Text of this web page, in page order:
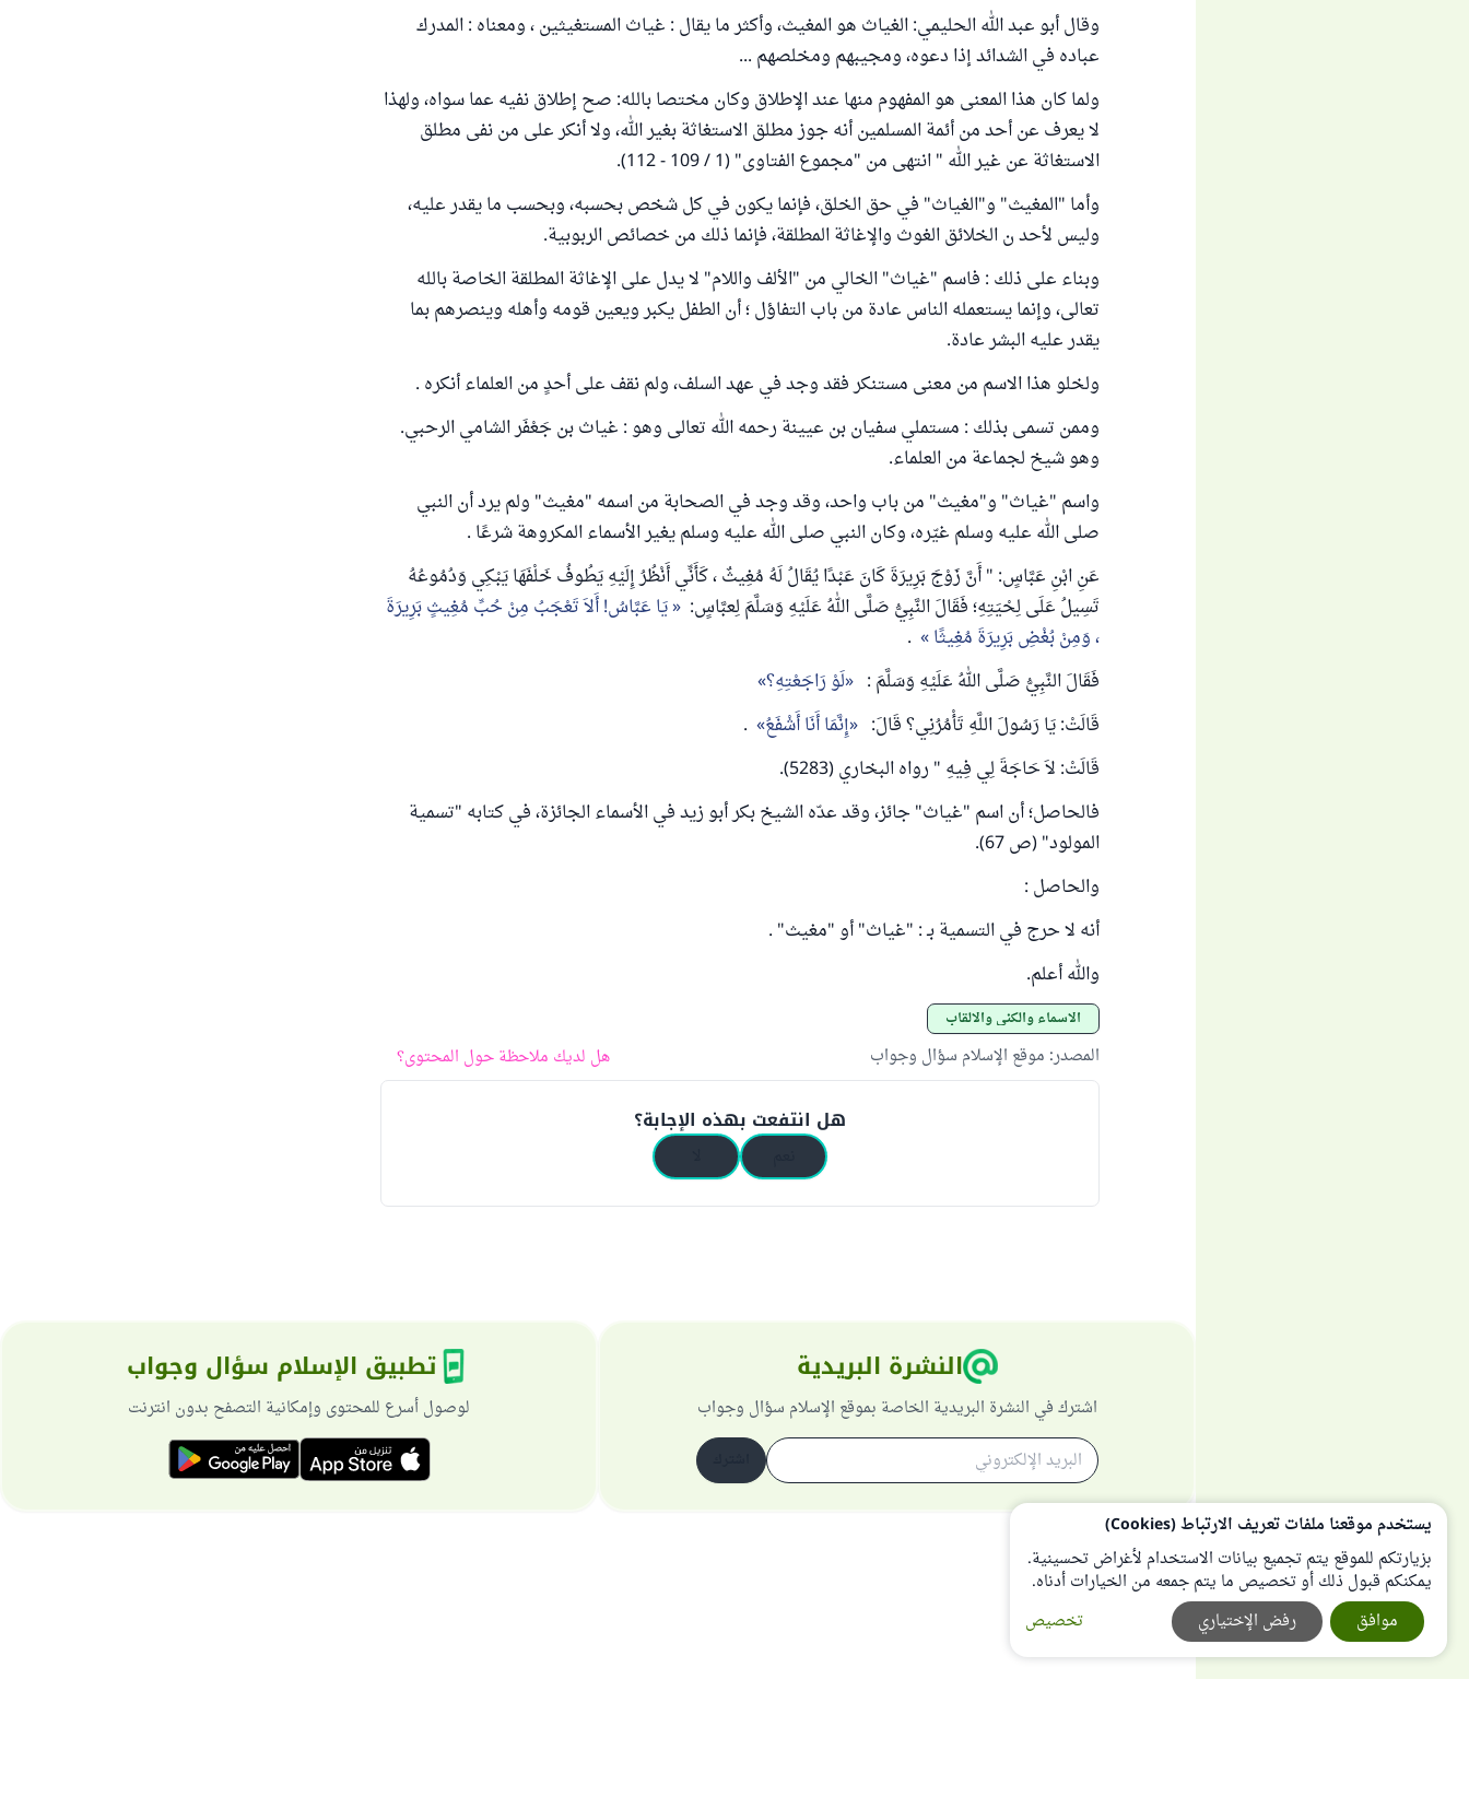
وقال أبو عبد الله الحليمي: الغياث هو المغيث، وأكثر ما يقال : غياث المستغيثين ، ومعناه : المدرك
عباده في الشدائد إذا دعوه، ومجيبهم ومخلصهم ...
ولما كان هذا المعنى هو المفهوم منها عند الإطلاق وكان مختصا بالله: صح إطلاق نفيه عما سواه، ولهذا
لا يعرف عن أحد من أئمة المسلمين أنه جوز مطلق الاستغاثة بغير الله، ولا أنكر على من نفى مطلق
الاستغاثة عن غير الله " انتهى من "مجموع الفتاوى" (1 / 109 - 112).
وأما "المغيث" و"الغياث" في حق الخلق، فإنما يكون في كل شخص بحسبه، وبحسب ما يقدر عليه،
وليس لأحد ن الخلائق الغوث والإغاثة المطلقة، فإنما ذلك من خصائص الربوبية.
وبناء على ذلك : فاسم "غياث" الخالي من "الألف واللام" لا يدل على الإغاثة المطلقة الخاصة بالله
تعالى، وإنما يستعمله الناس عادة من باب التفاؤل ؛ أن الطفل يكبر ويعين قومه وأهله وينصرهم بما
يقدر عليه البشر عادة.
ولخلو هذا الاسم من معنى مستنكر فقد وجد في عهد السلف، ولم نقف على أحدٍ من العلماء أنكره .
وممن تسمى بذلك : مستملي سفيان بن عيينة رحمه الله تعالى وهو : غياث بن جَعْفَر الشامي الرحبي.
وهو شيخ لجماعة من العلماء.
واسم "غياث" و"مغيث" من باب واحد، وقد وجد في الصحابة من اسمه "مغيث" ولم يرد أن النبي
صلى الله عليه وسلم غيّره، وكان النبي صلى الله عليه وسلم يغير الأسماء المكروهة شرعًا .
عَنِ ابْنِ عَبَّاسٍ: " أَنَّ زَوْجَ بَرِيرَةَ كَانَ عَبْدًا يُقَالُ لَهُ مُغِيثٌ ، كَأَنِّي أَنْظُرُ إِلَيْهِ يَطُوفُ خَلْفَهَا يَبْكِي وَدُمُوعُهُ
تَسِيلُ عَلَى لِحْيَتِهِ؛ فَقَالَ النَّبِيُّ صَلَّى اللهُ عَلَيْهِ وَسَلَّمَ لِعبَّاسٍ:
يَا عَبَّاسُ! أَلاَ تَعْجَبُ مِنْ حُبِّ مُغِيثٍ بَرِيرَةَ
، وَمِنْ بُغْضِ بَرِيرَةَ مُغِيثًا
.
فَقَالَ النَّبِيُّ صَلَّى اللهُ عَلَيْهِ وَسَلَّمَ :
لَوْ رَاجَعْتِهِ؟
قَالَتْ: يَا رَسُولَ اللَّهِ تَأْمُرُنِي؟ قَالَ:
إِنَّمَا أَنَا أَشْفَعُ .
قَالَتْ: لاَ حَاجَةَ لِي فِيهِ " رواه البخاري (5283).
فالحاصل؛ أن اسم "غياث" جائز، وقد عدّه الشيخ بكر أبو زيد في الأسماء الجائزة، في كتابه "تسمية
المولود" (ص 67).
والحاصل :
أنه لا حرج في التسمية بـ : "غياث" أو "مغيث" .
والله أعلم.
الأسماء والكنى والألقاب
المصدر: موقع الإسلام سؤال وجواب هل لديك ملاحظة حول المحتوى؟
هل انتفعت بهذه الإجابة؟
النشرة البريدية
اشترك في النشرة البريدية الخاصة بموقع الإسلام سؤال وجواب
تطبيق الإسلام سؤال وجواب
لوصول أسرع للمحتوى وإمكانية التصفح بدون انترنت
يستخدم موقعنا ملفات تعريف الارتباط (Cookies)
بزيارتكم للموقع يتم تجميع بيانات الاستخدام لأغراض تحسينية.
يمكنكم قبول ذلك أو تخصيص ما يتم جمعه من الخيارات أدناه.
تخصيص
رفض الإختياري موافق